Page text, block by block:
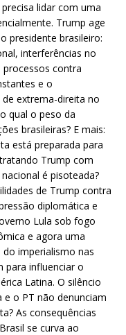
lidar com uma
Trump age
presidente brasileiro:
interferências no
processos contra
e o
extrema-direita no
qual o peso da
brasileiras? E mais:
está preparada para
Trump com
é pisoteada?
de Trump contra
diplomática e
Lula sob fogo
e agora uma
imperialismo nas
para influenciar o
Latina. O silêncio
e o PT não denunciam
As consequências
se curva ao